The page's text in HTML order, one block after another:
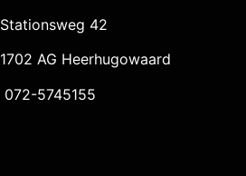
Stationsweg 42
1702 AG Heerhugowaard
072-5745155